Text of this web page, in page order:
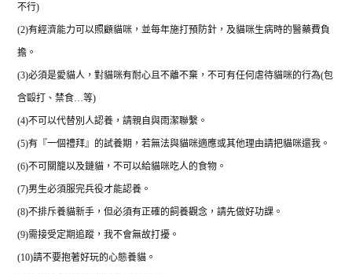
不行)
(2)有經濟能力可以照顧貓咪，並每年施打預防針，及貓咪生病時的醫藥費負
擔。
(3)必須是愛貓人，對貓咪有耐心且不離不棄，不可有任何虐待貓咪的行為(包
含毆打、禁食…等)
(4)不可以代替別人認養，請親自與雨潔聯繫。
(5)有『一個禮拜』的試養期，若無法與貓咪適應或其他理由請把貓咪還我。
(6)不可關籠以及鏈貓，不可以給貓咪吃人的食物。
(7)男生必須服完兵役才能認養。
(8)不排斥養貓新手，但必須有正確的飼養觀念，請先做好功課。
(9)需接受定期追蹤，我不會無故打擾。
(10)請不要抱著好玩的心態養貓。